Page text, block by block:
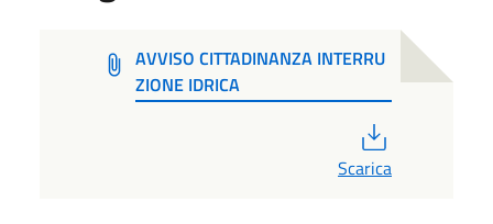
AVVISO CITTADINANZA INTERRU
ZIONE IDRICA
Scarica